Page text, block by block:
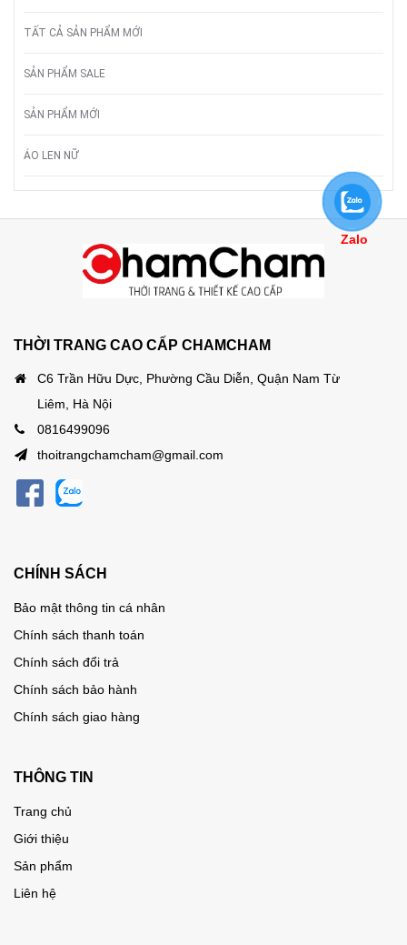
TẤT CẢ SẢN PHẨM MỚI
SẢN PHẨM SALE
SẢN PHẨM MỚI
ÁO LEN NỮ
THỜI TRANG CAO CẤP CHAMCHAM
C6 Trần Hữu Dực, Phường Cầu Diễn, Quận Nam Từ
Liêm, Hà Nội
0816499096
thoitrangchamcham@gmail.com
CHÍNH SÁCH
Bảo mật thông tin cá nhân
Chính sách thanh toán
Chính sách đổi trả
Chính sách bảo hành
Chính sách giao hàng
THÔNG TIN
Trang chủ
Giới thiệu
Sản phẩm
Liên hệ
Zalo